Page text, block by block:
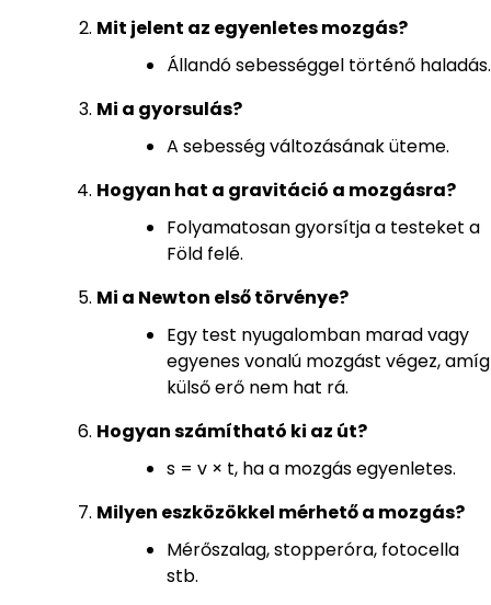
Mit jelent az egyenletes mozgás?
Állandó sebességgel történő haladás.
Mi a gyorsulás?
A sebesség változásának üteme.
Hogyan hat a gravitáció a mozgásra?
Folyamatosan gyorsítja a testeket a
Föld felé.
Mi a Newton első törvénye?
Egy test nyugalomban marad vagy
egyenes vonalú mozgást végez, amíg
külső erő nem hat rá.
Hogyan számítható ki az út?
s = v × t, ha a mozgás egyenletes.
Milyen eszközökkel mérhető a mozgás?
Mérőszalag, stopperóra, fotocella
stb.